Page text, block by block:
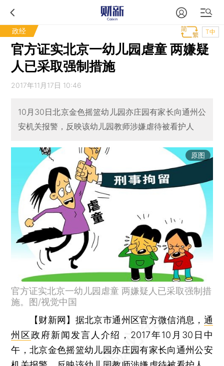
政经 T中
官方证实北京一幼儿园虐童 两嫌疑
人已采取强制措施
2017年11月17日 10:46
10月30日北京金色摇篮幼儿园亦庄园有家长向通州公
安机关报警，反映该幼儿园教师涉嫌虐待被看护人
原图
官方证实北京一幼儿园虐童 两嫌疑人已采取强制措
施。图/视觉中国
【财新网】 据北京市通州区官方微信消息， 通
州区政府新闻发言人介绍，2017年10月30日中
午，北京金色摇篮幼儿园亦庄园有家长向通州公安